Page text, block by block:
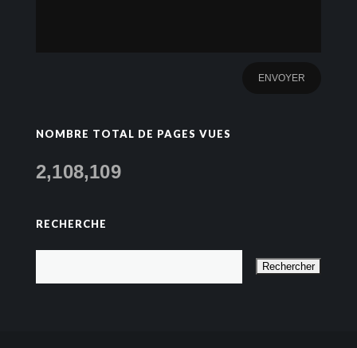
NOMBRE TOTAL DE PAGES VUES
2,108,109
RECHERCHE